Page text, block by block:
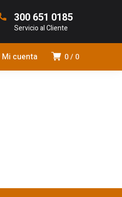
300 651 0185
Servicio al Cliente
0 0
Mi cuenta